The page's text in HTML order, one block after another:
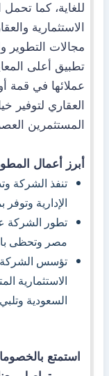
للغاية، كما
الاستثمارية
مجالات التطوير
تطبيق أعلى
عملائها في قمة
العقاري لتوفير
المستثمرين
أبرز أعمال
تنفذ الشركة
الإدارية
تطور الشركة
مصر وتحظى
تؤسس الشركة
الاستثمارية
السعودية
استمتع